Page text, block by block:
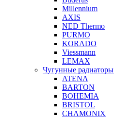
Millennium
AXIS
NED Thermo
PURMO
KORADO
Viessmann
LEMAX
Чугунные радиаторы
ATENA
BARTON
BOHEMIA
BRISTOL
CHAMONIX